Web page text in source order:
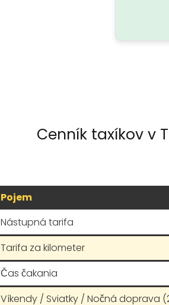
Cenník taxíkov v
Pojem
Nástupná tarifa
Tarifa za kilometer
Čas čakania
Víkendy / Sviatky / Nočná doprava